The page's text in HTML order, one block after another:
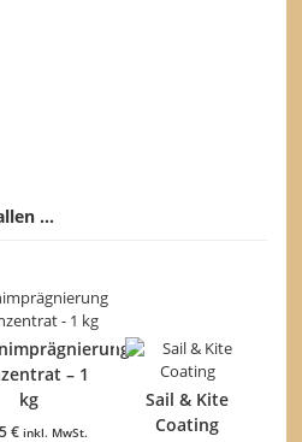
…
– 1
kg
€ inkl. MwSt.
Sail & Kite
Coating